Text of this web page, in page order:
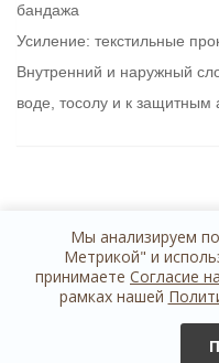
бандажа
Усиление: текстильные
Внутренний и наружный
воде, тосолу и к защитным
+7 812 614 44
Мы анализируем
Метрикой" и
принимаете Согласие
рамках нашей